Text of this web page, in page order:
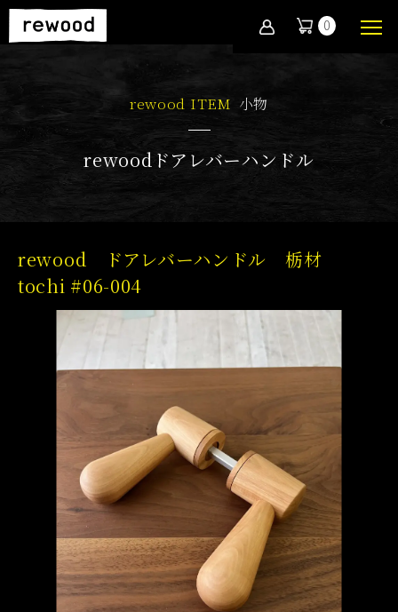
0
rewood ITEM 小物
rewoodドアレバーハンドル
rewood ドアレバーハンドル 栃材
tochi #06-004